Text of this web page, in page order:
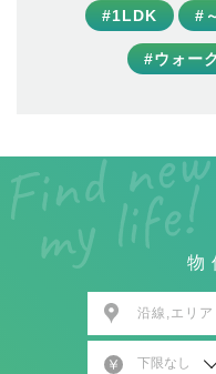
#1LDK #
#ウォー
物
沿線,エリア